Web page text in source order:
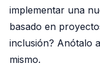
implementar una
basado en
inclusión? Anótalo
mismo.